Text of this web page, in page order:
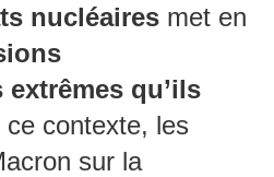
nucléaires met en
qu’ils
ce contexte, les
sur la